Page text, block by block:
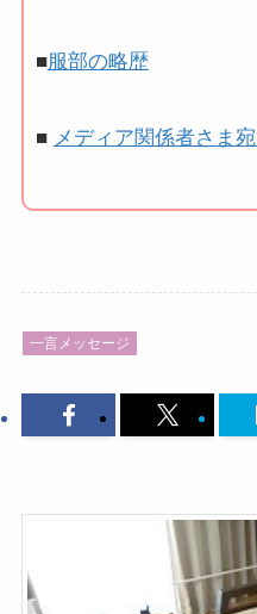
■服部の略歴
■ メディア関係者さま
一言メッセージ